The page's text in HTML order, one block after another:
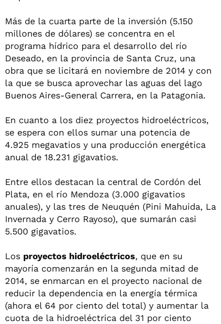
Más de la cuarta parte de la inversión (5.150
millones de dólares) se concentra en el
programa hídrico para el desarrollo del río
Deseado, en la provincia de Santa Cruz, una
obra que se licitará en noviembre de 2014 y con
la que se busca aprovechar las aguas del lago
Buenos Aires-General Carrera, en la Patagonia.
En cuanto a los diez proyectos hidroeléctricos,
se espera con ellos sumar una potencia de
4.925 megavatios y una producción energética
anual de 18.231 gigavatios.
Entre ellos destacan la central de Cordón del
Plata, en el río Mendoza (3.000 gigavatios
anuales), y las tres de Neuquén (Pini Mahuida, La
Invernada y Cerro Rayoso), que sumarán casi
5.500 gigavatios.
Los proyectos hidroeléctricos, que en su
mayoría comenzarán en la segunda mitad de
2014, se enmarcan en el proyecto nacional de
reducir la dependencia en la energía térmica
(ahora el 64 por ciento del total) y aumentar la
cuota de la hidroeléctrica del 31 por ciento